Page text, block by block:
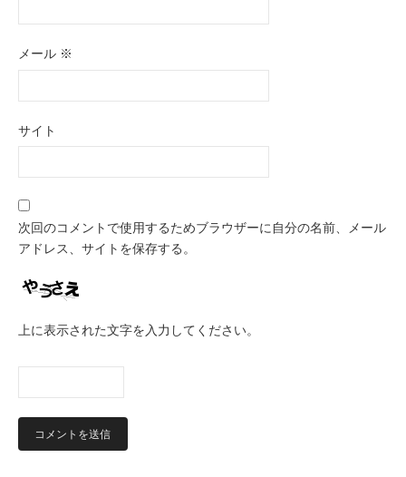
メール ※
サイト
次回のコメントで使用するためブラウザーに自分の名前、メール
アドレス、サイトを保存する。
上に表示された文字を入力してください。